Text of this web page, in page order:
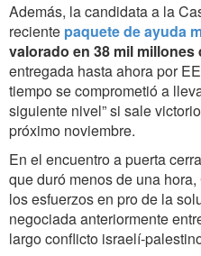
Además, la candidata a la
reciente paquete de ayuda
valorado en 38 mil millones
entregada hasta ahora por
tiempo se comprometió a
siguiente nivel” si sale
próximo noviembre.
En el encuentro a puerta
que duró menos de una
los esfuerzos en pro de la
negociada anteriormente
largo conflicto israelí-